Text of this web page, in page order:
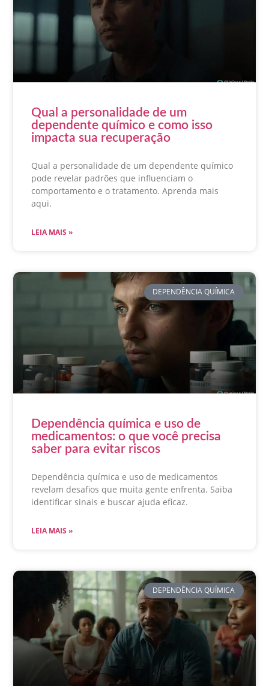
Qual a personalidade de um
dependente químico e como isso
impacta sua recuperação
Qual a personalidade de um dependente químico
pode revelar padrões que influenciam o
comportamento e o tratamento. Aprenda mais
aqui.
LEIA MAIS »
DEPENDÊNCIA QUÍMICA
Dependência química e uso de
medicamentos: o que você precisa
saber para evitar riscos
Dependência química e uso de medicamentos
revelam desafios que muita gente enfrenta. Saiba
identificar sinais e buscar ajuda eficaz.
LEIA MAIS »
DEPENDÊNCIA QUÍMICA